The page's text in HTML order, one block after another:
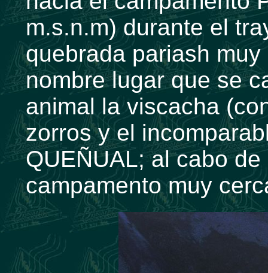
m.s.n.m) durante el
quebrada pariash
nombre lugar que se
animal la viscacha
zorros y el
QUEÑUAL; al cabo
campamento muy